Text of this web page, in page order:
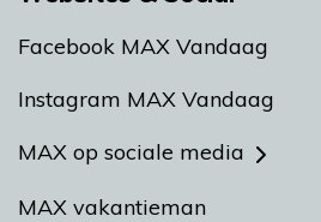
Facebook MAX Vandaag
Instagram MAX Vandaag
MAX op sociale media
MAX vakantieman